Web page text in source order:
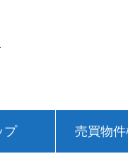
プ 売買物